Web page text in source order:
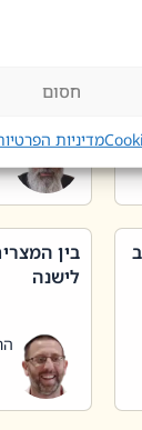
חסום
מדיניות
בין
לישנה